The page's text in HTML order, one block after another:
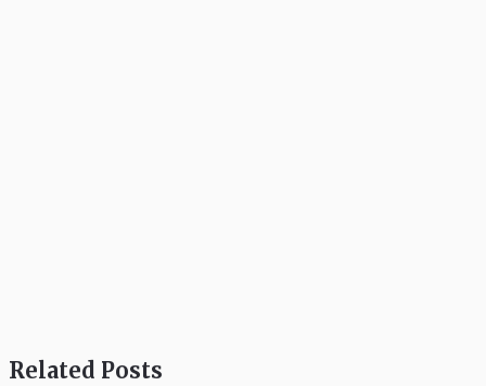
Related Posts